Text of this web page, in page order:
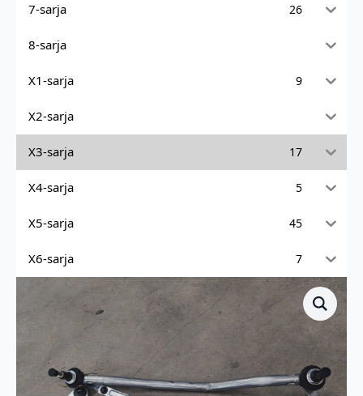
7-sarja 26
8-sarja
X1-sarja 9
X2-sarja
X3-sarja 17
X4-sarja 5
X5-sarja 45
X6-sarja 7